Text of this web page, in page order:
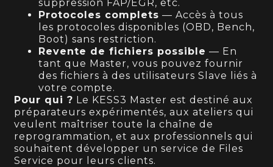
suppression FAP/EGR, etc.
Protocoles complets — Accès à tous
les protocoles disponibles (OBD, Bench,
Boot) sans restriction.
Revente de fichiers possible — En
tant que Master, vous pouvez fournir
des fichiers à des utilisateurs Slave liés à
votre compte.
Pour qui ? Le KESS3 Master est destiné aux
préparateurs expérimentés, aux ateliers qui
veulent maîtriser toute la chaîne de
reprogrammation, et aux professionnels qui
souhaitent développer un service de Files
Service pour leurs clients.